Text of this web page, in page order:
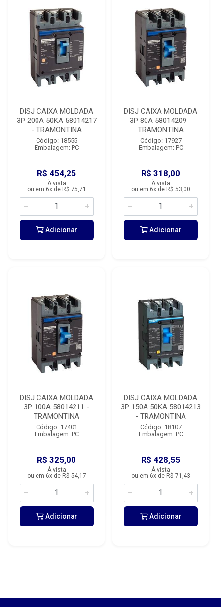
DISJ CAIXA MOLDADA
3P 200A 50KA 58014217
- TRAMONTINA
Código: 18555
Embalagem: PC
R$ 454,25
À vista
ou em 6x de R$ 75,71
Adicionar
DISJ CAIXA MOLDADA
3P 80A 58014209 -
TRAMONTINA
Código: 17927
Embalagem: PC
R$ 318,00
À vista
ou em 6x de R$ 53,00
Adicionar
DISJ CAIXA MOLDADA
3P 100A 58014211 -
TRAMONTINA
Código: 17401
Embalagem: PC
R$ 325,00
À vista
ou em 6x de R$ 54,17
Adicionar
DISJ CAIXA MOLDADA
3P 150A 50KA 58014213
- TRAMONTINA
Código: 18107
Embalagem: PC
R$ 428,55
À vista
ou em 6x de R$ 71,43
Adicionar